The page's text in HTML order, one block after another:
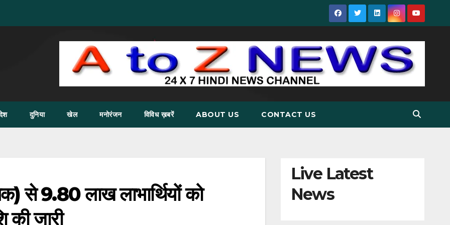
दुनिया खेल मनोरंजन विविध ख़बरें ABOUT US CONTACT US
से 9.80 लाख लाभार्थियों को
की जारी
Live Latest
News